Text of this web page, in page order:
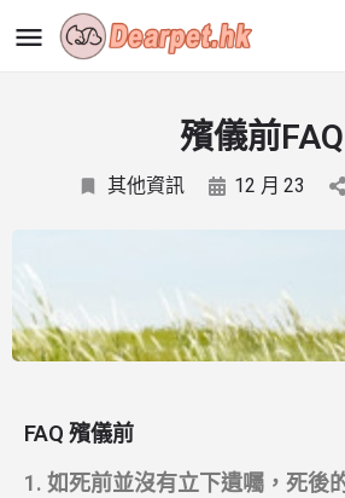
殯儀前FAQ
其他資訊 12 月 23
FAQ 殯儀前
1. 如死前並沒有立下遺囑，死後